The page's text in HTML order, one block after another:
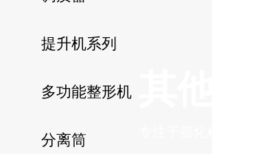
提升机系列
多功能整形机
分离筒